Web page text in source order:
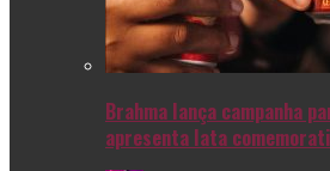
Brahma lança campanha
apresenta lata